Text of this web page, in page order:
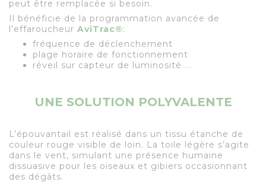
peut être remplacée si besoin.
Il bénéficie de la programmation avancée de
l’effaroucheur AviTrac®:
fréquence de déclenchement
plage horaire de fonctionnement
réveil sur capteur de luminosité ...
UNE SOLUTION POLYVALENTE
L’épouvantail est réalisé dans un tissu étanche de
couleur rouge visible de loin. La toile légère s’agite
dans le vent, simulant une présence humaine
dissuasive pour les oiseaux et gibiers occasionnant
des dégâts.